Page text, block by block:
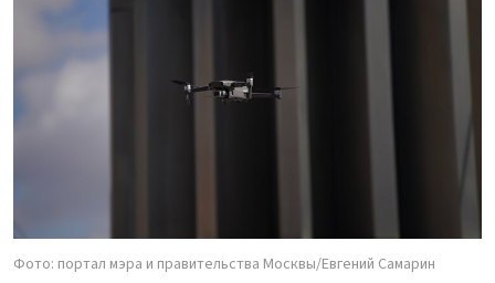
Фото: портал мэра и правительства Москвы/Евгений Самарин